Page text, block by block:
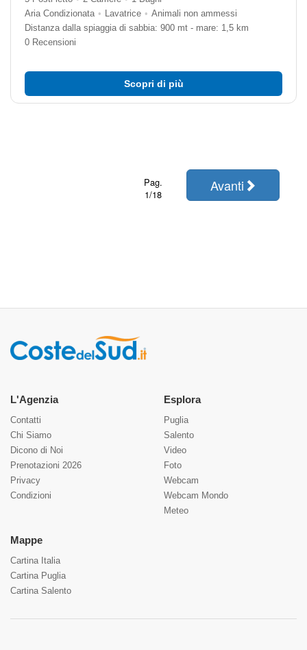
Aria Condizionata • Lavatrice • Animali non ammessi
Distanza dalla spiaggia di sabbia: 900 mt - mare: 1,5 km
0 Recensioni
Scopri di più
Pag.
1/18
Avanti
L'Agenzia
Contatti
Chi Siamo
Dicono di Noi
Prenotazioni 2026
Privacy
Condizioni
Esplora
Puglia
Salento
Video
Foto
Webcam
Webcam Mondo
Meteo
Mappe
Cartina Italia
Cartina Puglia
Cartina Salento